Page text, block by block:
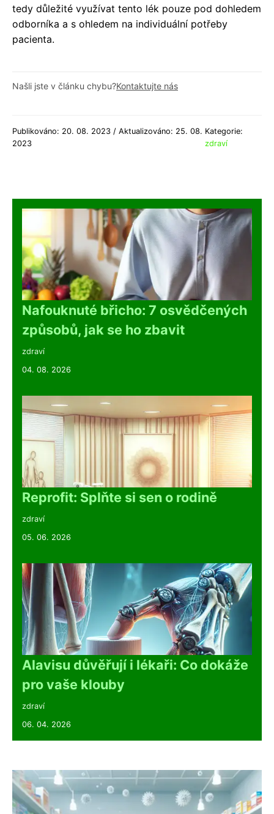
tedy důležité využívat tento lék pouze pod dohledem
odborníka a s ohledem na individuální potřeby
pacienta.
Našli jste v článku chybu?Kontaktujte nás
Publikováno: 20. 08. 2023 / Aktualizováno: 25. 08.
2023
Kategorie:
zdraví
Nafouknuté břicho: 7 osvědčených
způsobů, jak se ho zbavit
zdraví
04. 08. 2026
Reprofit: Splňte si sen o rodině
zdraví
05. 06. 2026
Alavisu důvěřují i lékaři: Co dokáže
pro vaše klouby
zdraví
06. 04. 2026